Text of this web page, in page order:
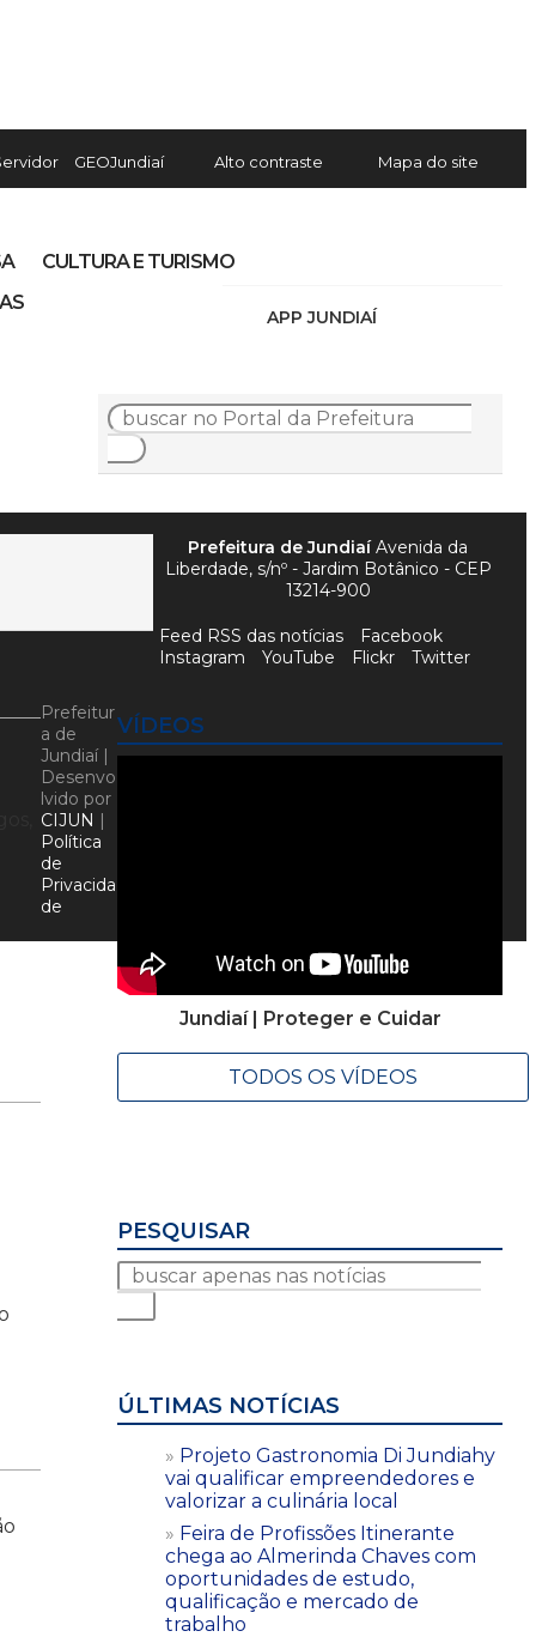
GEOJundiaí Alto contraste Mapa do site
APP JUNDIAÍ
CULTURA E TURISMO
VÍDEOS
Jundiaí | Proteger e Cuidar
TODOS OS VÍDEOS
PESQUISAR
ÚLTIMAS NOTÍCIAS
Projeto Gastronomia Di Jundiahy
vai qualificar empreendedores e
valorizar a culinária local
Feira de Profissões Itinerante
chega ao Almerinda Chaves com
oportunidades de estudo,
qualificação e mercado de
trabalho
Prefeitura de JundiaíAvenida da
Liberdade, s/nº - Jardim Botânico - CEP
13214-900
Feed RSS das notícias
Facebook
Instagram
YouTube Flickr Twitter
Prefeitur
a de
Jundiaí |
Desenvo
lvido por
CIJUN |
Política
de
Privacida
de